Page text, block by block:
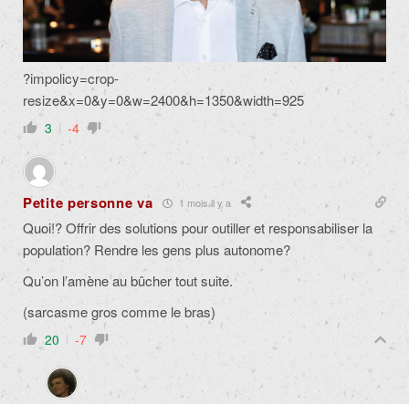
?impolicy=crop-
resize&x=0&y=0&w=2400&h=1350&width=925
3 -4
Petite personne va 1 mois il y a
Quoi!? Offrir des solutions pour outiller et responsabiliser la
population? Rendre les gens plus autonome?
Qu’on l’amène au bûcher tout suite.
(sarcasme gros comme le bras)
20 -7